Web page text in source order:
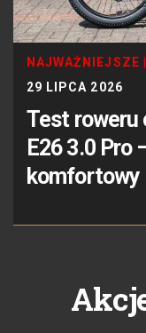
NAJWAŻNIEJSZE
29 LIPCA 2026
Test roweru
E26 3.0 Pro
komfortowy